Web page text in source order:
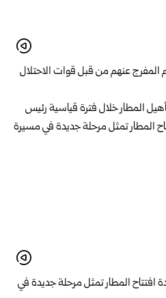
المفرج عنهم من قبل قوات الاحتلال
افتتاح المطار تمثل مرحلة جديدة في